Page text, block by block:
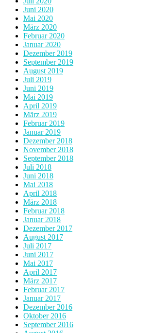
Juni 2020
Mai 2020
März 2020
Februar 2020
Januar 2020
Dezember 2019
September 2019
August 2019
Juli 2019
Juni 2019
Mai 2019
April 2019
März 2019
Februar 2019
Januar 2019
Dezember 2018
November 2018
September 2018
Juli 2018
Juni 2018
Mai 2018
April 2018
März 2018
Februar 2018
Januar 2018
Dezember 2017
August 2017
Juli 2017
Juni 2017
Mai 2017
April 2017
März 2017
Februar 2017
Januar 2017
Dezember 2016
Oktober 2016
September 2016